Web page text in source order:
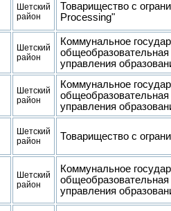
Шетский
район
Товарищество с
Processing"
Шетский
район
Коммунальное
управления
Шетский
район
Коммунальное
управления
Шетский
район
Товарищество с
Шетский
район
Коммунальное
управления